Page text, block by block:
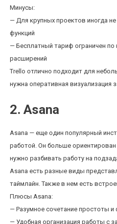
Минусы:
— Для крупных проектов иногда
функций
— Бесплатный тариф ограничен по
расширений
Trello отлично подходит для
нужна оперативная визуализация
2. Asana
Asana — еще один популярный
работой. Он больше
нужно разбивать работу на
Asana есть разные виды
таймлайн. Также в нем есть
Плюсы Asana:
— Разумное сочетание простоты и
— Удобная организация работы с